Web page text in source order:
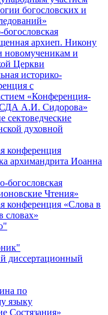
богословских и
архиеп. Никону
новомученикам и
Церкви
историко-
с
«Конференция-
СДА А.И. Сидорова»
сектоведческие
духовной
конференция
архимандрита Иоанна
богословская
Чтения»
конференция «Cлова в
словах»
диссертационный
по
языку
Состязания»